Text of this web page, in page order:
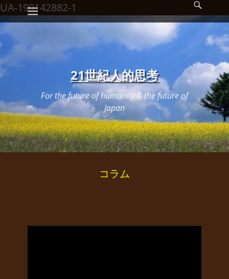
UA-190142882-1
コ
ン
ス
キ
ッ
プ
メインメニュー
索
開
始
21世紀人的思考
For the future of humanity & the future of
Japan
コラム